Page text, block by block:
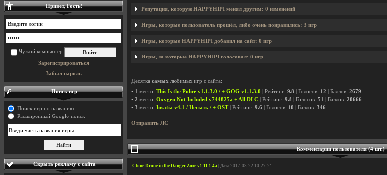
Репутация, которую HAPPYHIPI менял другим: 0 изменений
Игры, которые пользователь прошёл, либо очень понравились: 3 игр
Игры, которые HAPPYHIPI добавил на сайт: 0 игр
Игры, за которые HAPPYHIPI голосовал: 0 игр
Десятка самых любимых игр с сайта:
• 1 место: This Is the Police v1.1.3.0 / + GOG v1.1.3.0 | Рейтинг: 9.8 | Голосов: 12 | Баллов: 2679
• 2 место: Oxygen Not Included v744825a + All DLC | Рейтинг: 9.8 | Голосов: 51 | Баллов: 20666
• 3 место: Insatia v4.1 / Несыть / + OST| Рейтинг: 9.6 | Голосов: 10 | Баллов: 346
Отправить ЛС
Комментарии пользователя (4 шт.)
Clone Drone in the Danger Zone v1.11.1.4a | Дата 2017-03-22 10:27:21
Привет, Гость!
Чужой компьютер
Зарегистрироваться
Забыл пароль
Поиск игр
Поиск игр по названию
Расширенный Google-поиск
Скрыть рекламу с сайта